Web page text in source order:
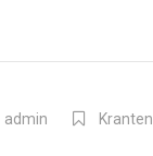
admin